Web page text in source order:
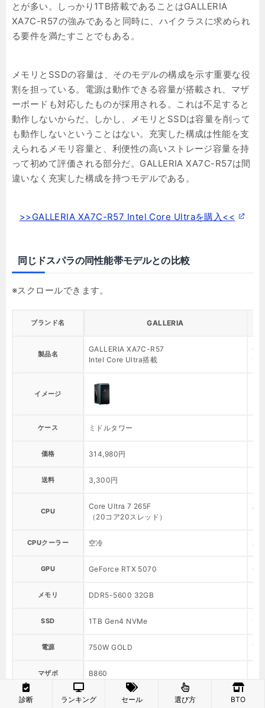
とが多い。しっかり1TB搭載であることはGALLERIA
XA7C-R57の強みであると同時に、ハイクラスに求められ
る要件を満たすことでもある。
メモリとSSDの容量は、そのモデルの構成を示す重要な役
割を担っている。電源は動作できる容量が搭載され、マザ
ーボードも対応したものが採用される。これは不足すると
動作しないからだ。しかし、メモリとSSDは容量を削って
も動作しないということはない。充実した構成は性能を支
えられるメモリ容量と、利便性の高いストレージ容量を持
って初めて評価される部分だ。GALLERIA XA7C-R57は間
違いなく充実した構成を持つモデルである。
>>GALLERIA XA7C-R57 Intel Core Ultraを購入<<
同じドスパラの同性能帯モデルとの比較
ブランド名 GALLERIA
製品名
GALLERIA XA7C-R57
Intel Core Ultra搭載
イメージ
ケース ミドルタワー
価格 314,980円
送料 3,300円
CPU
Core Ultra 7 265F
（20コア20スレッド）
CPUクーラー 空冷 水
GPU GeForce RTX 5070
メモリ DDR5-5600 32GB
SSD 1TB Gen4 NVMe
電源 750W GOLD
マザボ B860
最短翌日出荷
診断 ランキング セール 選び方 BTO